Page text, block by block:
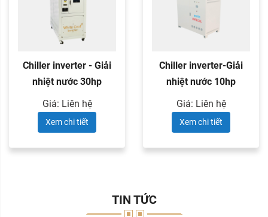
Chiller inverter - Giải
nhiệt nước 30hp
Giá: Liên hệ
Xem chi tiết
Chiller inverter-Giải
nhiệt nước 10hp
Giá: Liên hệ
Xem chi tiết
TIN TỨC